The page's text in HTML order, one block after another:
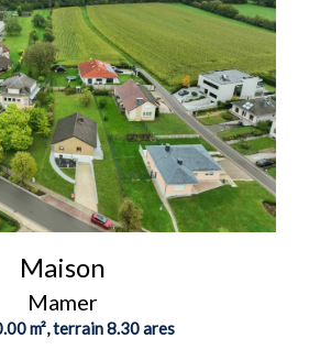
Maison
Mamer
m², terrain 8.30 ares